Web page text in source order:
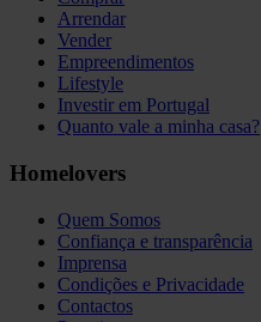
Arrendar
Vender
Empreendimentos
Lifestyle
Investir em Portugal
Quanto vale a minha casa?
Homelovers
Quem Somos
Confiança e transparência
Imprensa
Condições e Privacidade
Contactos